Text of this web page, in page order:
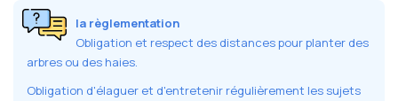
la règlementation
Obligation et respect des distances pour planter des
arbres ou des haies.
Obligation d'élaguer et d'entretenir régulièrement les sujets